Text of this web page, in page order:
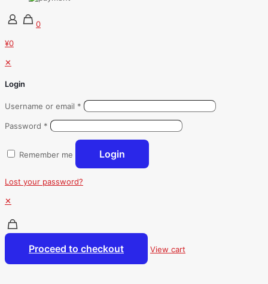
0
¥0
✕
Login
Username or email *
Password *
Remember me Login
Lost your password?
✕
Proceed to checkout View cart